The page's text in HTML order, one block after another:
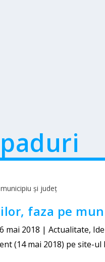
paduri
faza pe
mai 2018 |Actualitate,
(14 mai 2018) pe site-ul